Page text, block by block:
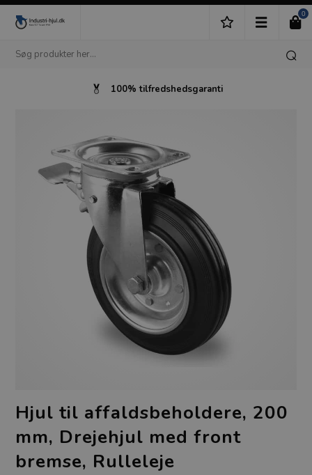
0
100% tilfredshedsgaranti
Hjul til affaldsbeholdere, 200
mm, Drejehjul med front
bremse, Rulleleje